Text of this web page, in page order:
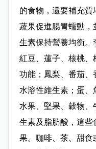
的食物，還要補充
蔬果促進腸胃蠕動，
生素保持營養均衡。
紅豆、蓮子、核桃、
功能；鳳梨、番茄、
水溶性維生素；蛋、
水果、堅果、穀物
生素及脂肪酸，這些
果。咖啡、茶、甜食